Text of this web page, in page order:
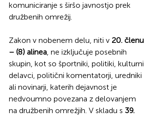
komuniciranje s širšo javnostjo prek
družbenih omrežij.
Zakon v nobenem delu, niti v 20. členu
– (8) alinea, ne izključuje posebnih
skupin, kot so športniki, politiki, kulturni
delavci, politični komentatorji, uredniki
ali novinarji, katerih dejavnost je
nedvoumno povezana z delovanjem
na družbenih omrežjih. V skladu s 39.